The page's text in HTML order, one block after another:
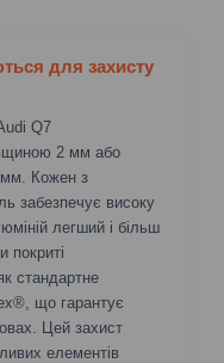
для захисту
Q7
2 мм або
мм. Кожен з
забезпечує високу
легший і більш
покриті
стандартне
що гарантує
Цей захист
елементів